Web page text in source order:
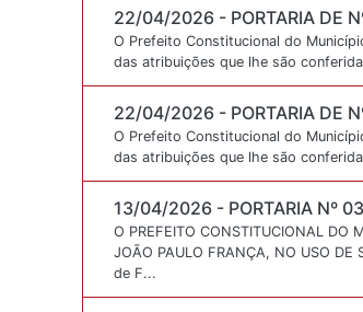
22/04/2026 - PORTARIA DE
O Prefeito Constitucional do
das atribuições que lhe são
22/04/2026 - PORTARIA DE
O Prefeito Constitucional do
das atribuições que lhe são
13/04/2026 - PORTARIA Nº
O PREFEITO CONSTITUCIONAL DO
JOÃO PAULO FRANÇA, NO USO DE
de F...